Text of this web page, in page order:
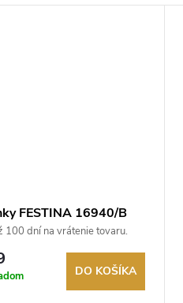
FESTINA 16940/B
100 dní na vrátenie tovaru.
predajca.
DO KOŠÍKA